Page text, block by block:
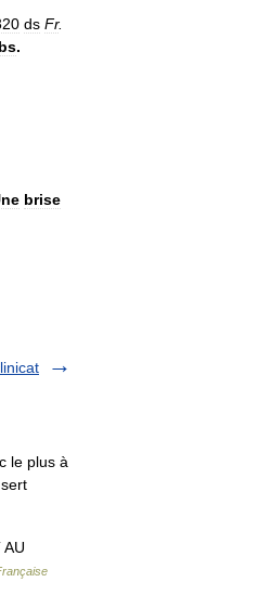
ds Fr.
.
brise
le plus à